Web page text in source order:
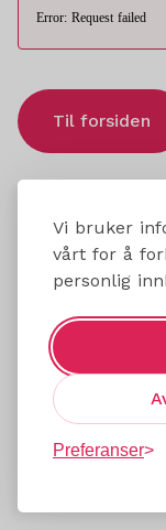
Vi bruker
vårt for å
personlig
Preferanser
Error: Request failed
Til forsiden